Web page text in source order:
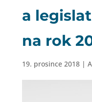
a
na rok
19. prosince 2018|